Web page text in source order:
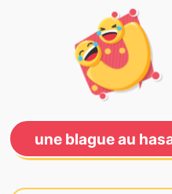
une blague au